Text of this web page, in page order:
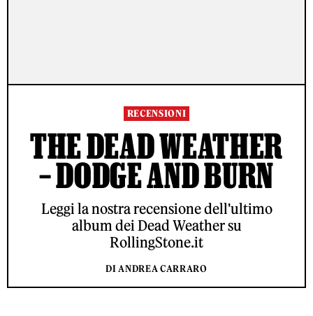
RECENSIONI
THE DEAD WEATHER
– DODGE AND BURN
Leggi la nostra recensione dell'ultimo
album dei Dead Weather su
RollingStone.it
DI ANDREA CARRARO